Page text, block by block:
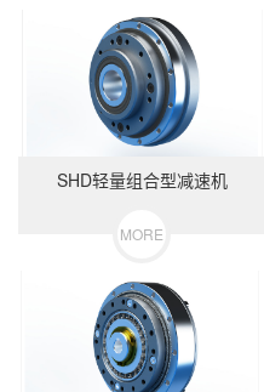
SHD轻量组合型减速机
MORE